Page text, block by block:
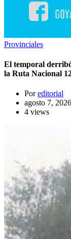
Provinciales
El temporal
la Ruta Nacional
Poreditorial
agosto 7, 2026
4 views